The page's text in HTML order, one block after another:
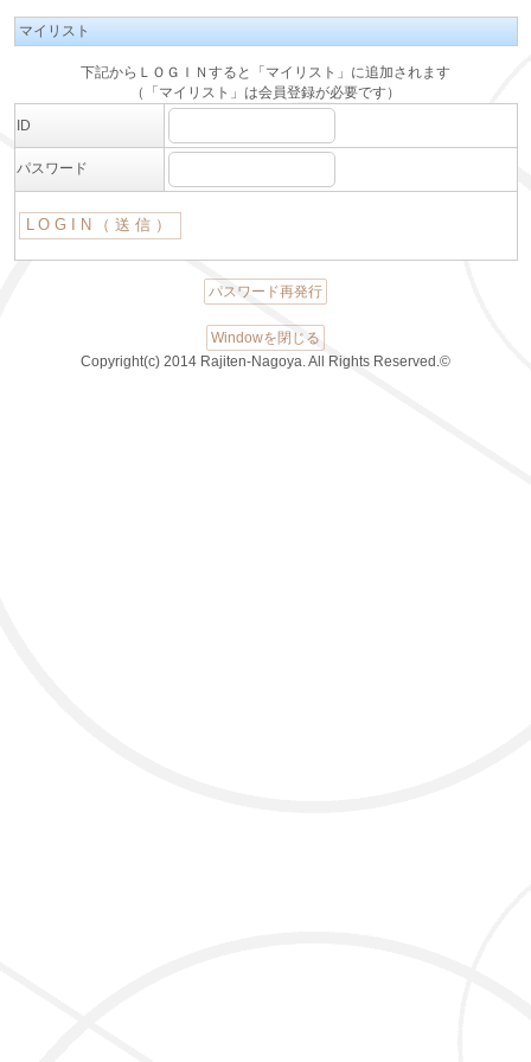
マイリスト
下記からＬＯＧＩＮすると「マイリスト」に追加されます
（「マイリスト」は会員登録が必要です）
ID
パスワード
パスワード再発行
Windowを閉じる
Copyright(c) 2014 Rajiten-Nagoya. All Rights Reserved.©